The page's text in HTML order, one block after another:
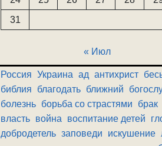
31
« Июл
Россия Украина ад антихрист
библия
благодать ближний
болезнь борьба со страстями брак
власть война воспитание детей
добродетель заповеди искушение